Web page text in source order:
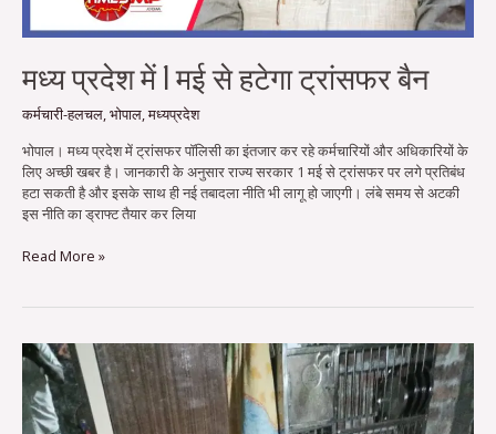
मध्य प्रदेश में 1 मई से हटेगा ट्रांसफर बैन
कर्मचारी-हलचल भोपाल ,मध्यप्रदेश
भोपाल। मध्य प्रदेश में ट्रांसफर पॉलिसी का इंतजार कर रहे कर्मचारियों और अधिकारियों के
लिए अच्छी खबर है। जानकारी के अनुसार राज्य सरकार 1 मई से ट्रांसफर पर लगे प्रतिबंध
हटा सकती है और इसके साथ ही नई तबादला नीति भी लागू हो जाएगी। लंबे समय से अटकी
इस नीति का ड्राफ्ट तैयार कर लिया
Read More »
रोटी
बनाने
के
तवे